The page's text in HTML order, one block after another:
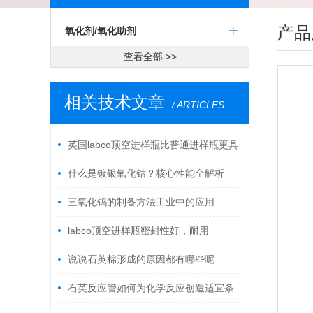
氧化剂/氧化助剂
查看全部 >>
相关技术文章 / ARTICLES
英国labco顶空进样瓶比普通进样瓶更具
哪些优势
什么是镀银氧化钴？核心性能全解析
三氧化钨的制备方法工业中的应用
labco顶空进样瓶密封性好，耐用
说说石英棉形成的原因都有哪些呢
石英反应管如何为化学反应创造适宜条
产